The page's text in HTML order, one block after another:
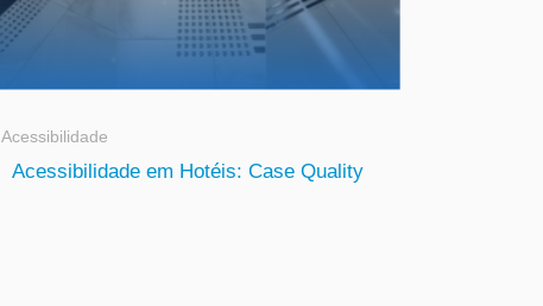
Acessibilidade
Acessibilidade em Hotéis: Case Quality